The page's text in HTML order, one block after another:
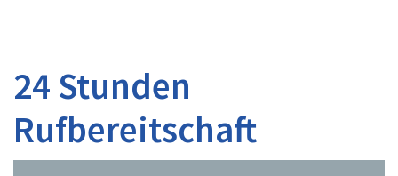
24 Stunden
Rufbereitschaft